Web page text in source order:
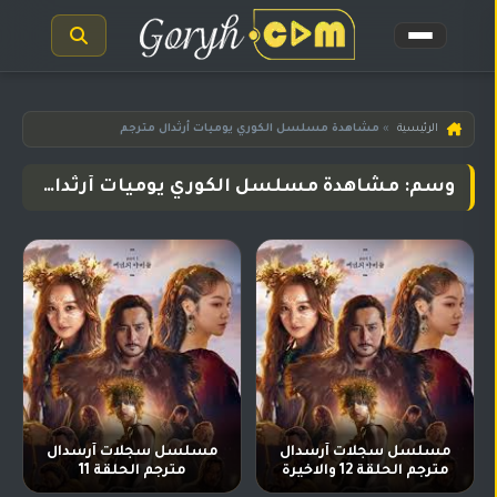
الرئيسية
مسلسلات
هندية
المترجمة
مسلسلات
هندية
مدبلجة
أفلام
هندية
مسلسلات
تركية
مسلسلات
مسلسلات
الرئيسية » مشاهدة مسلسل الكوري يوميات أرثدال مترجم
وسم: مشاهدة مسلسل الكوري يوميات أرثدال مترجم
مسلسل سجلات آرسدال
مترجم الحلقة 12 والاخيرة
مسلسل سجلات آرسدال
مترجم الحلقة 11